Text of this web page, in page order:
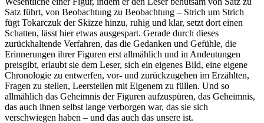
Satz führt, von Beobachtung zu Beobachtung – Strich um Strich
fügt Tokarczuk der Skizze hinzu, ruhig und klar, setzt dort einen
Schatten, lässt hier etwas ausgespart. Gerade durch dieses
zurückhaltende Verfahren, das die Gedanken und Gefühle, die
Erinnerungen ihrer Figuren erst allmählich und in Andeutungen
preisgibt, erlaubt sie dem Leser, sich ein eigenes Bild, eine eigene
Chronologie zu entwerfen, vor- und zurückzugehen im Erzählten,
Fragen zu stellen, Leerstellen mit Eigenem zu füllen. Und so
allmählich das Geheimnis der Figuren aufzuspüren, das Geheimnis,
das auch ihnen selbst lange verborgen war, das sie sich
verschwiegen haben – und das auch das unsere ist.